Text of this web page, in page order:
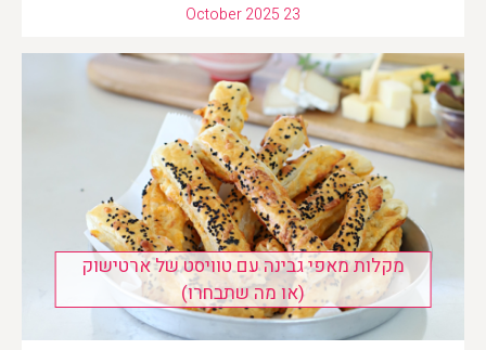
October 2025 23
מקלות מאפי גבינה עם טוויסט של ארטישוק
(או מה שתבחרו)